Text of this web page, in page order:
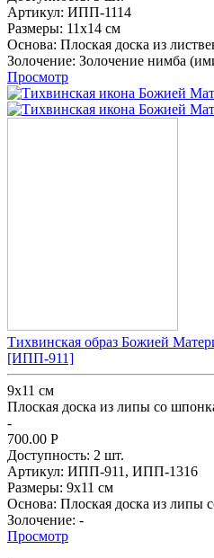
Артикул: ИПП-1114
Размеры: 11х14 см
Основа: Плоская доска из
Золочение: Золочение нимба
Просмотр
Тихвинская образ Божией
[ИПП-911]
9х11 см
Плоская доска из липы со
-
700.00 Р
Доступность: 2 шт.
Артикул: ИПП-911, ИПП-1316
Размеры: 9х11 см
Основа: Плоская доска из липы
Золочение: -
Просмотр